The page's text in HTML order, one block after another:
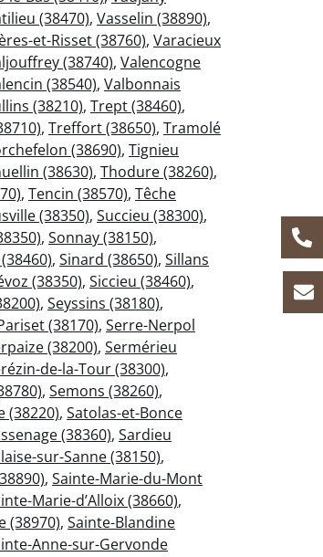
(38470), Vasselin (38890),
et-Risset (38760), Varacieux
(38740), Valencogne
(38540), Valbonnais
(38210), Trept (38460),
, Treffort (38650), Tramolé
(38690), Tignieu
(38630), Thodure (38260),
, Tencin (38570), Têche
(38350), Succieu (38300),
, Sonnay (38150),
, Sinard (38650), Sillans
(38350), Siccieu (38460),
, Seyssins (38180),
(38170), Serre-Nerpol
(38200), Sermérieu
de-la-Tour (38300),
, Semons (38260),
(38220), Satolas-et-Bonce
(38360), Sardieu
sur-Sanne (38150),
, Sainte-Marie-du-Mont
Marie-d’Alloix (38660),
(38970), Sainte-Blandine
Anne-sur-Gervonde